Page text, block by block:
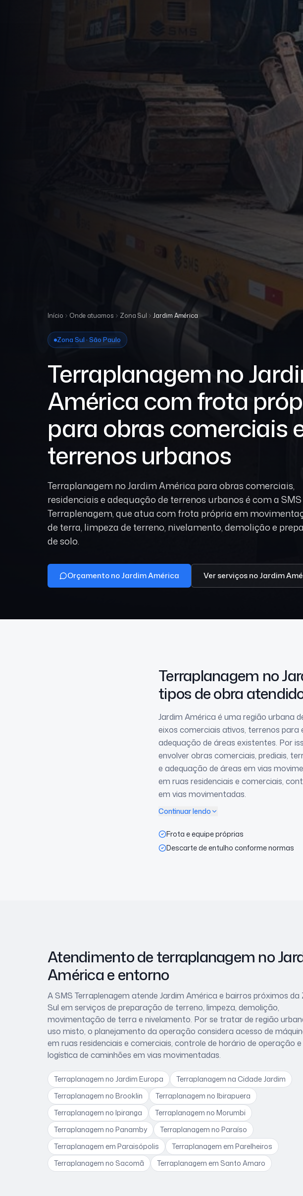
Início Onde atuamos Zona Sul Jardim América
Zona Sul · São Paulo
Terraplanagem no
América com frota
para obras comerciais
terrenos urbanos
Terraplanagem no Jardim América para obras comerciais,
residenciais e adequação de terrenos urbanos é com a SMS
Terraplenagem, que atua com frota própria em
de terra, limpeza de terreno, nivelamento, demolição e
de solo.
Orçamento no Jardim América Ver serviçosno Jardim
Terraplanagem no
tipos de obra
Jardim América é uma região urbana
eixos comerciais ativos, terrenos para
adequação de áreas existentes. Por
envolver obras comerciais, prediais,
e adequação de áreas em vias
em ruas residenciais e comerciais,
em vias movimentadas.
Continuar lendo
Frota e equipe próprias
Descarte de entulho conforme normas
Atendimento de terraplanagem no
Américae entorno
A SMS Terraplenagem atende Jardim América e bairros próximos da
Sul em serviços de preparação de terreno, limpeza, demolição,
movimentação de terra e nivelamento. Por se tratar de região
uso misto, o planejamento da operação considera acesso de
em ruas residenciais e comerciais, controle de horário de operação e
logística de caminhões em vias movimentadas.
Terraplanagem no Jardim Europa Terraplanagem na Cidade Jardim
Terraplanagem no Brooklin Terraplanagem no Ibirapuera
Terraplanagem no Ipiranga Terraplanagem no Morumbi
Terraplanagem no Panamby Terraplanagem no Paraíso
Terraplanagem em Paraisópolis Terraplanagem em Parelheiros
Terraplanagem no Sacomã Terraplanagem em Santo Amaro